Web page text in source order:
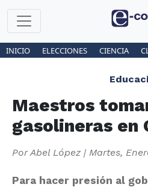
INICIO ELECCIONES CIENCIA
Maestros
gasolineras en
PorAbel López | Martes,
Para hacer presión al